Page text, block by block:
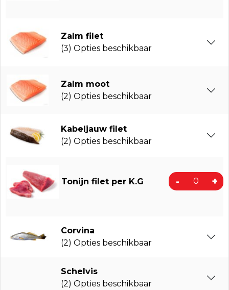
Zalm filet
(3) Opties beschikbaar
Zalm moot
(2) Opties beschikbaar
Kabeljauw filet
(2) Opties beschikbaar
Tonijn filet per K.G - +
Corvina
(2) Opties beschikbaar
Schelvis
(2) Opties beschikbaar